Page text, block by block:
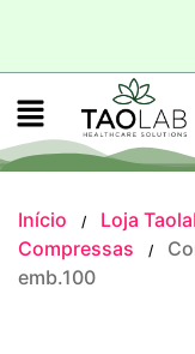
Início / Loja
Compressas
/
emb.100